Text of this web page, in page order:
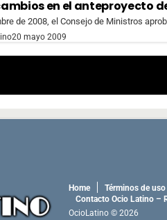
en el anteproyecto
de 2008, el Consejo de Ministros
20 mayo 2009
Home Términos de uso
Contacto Ocio Latino –
OcioLatino © 2026